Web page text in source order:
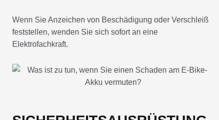
feststellen, wenden Sie sich sofort an eine
Elektrofachkraft.
SICHERHEITSAUSRÜSTUNG